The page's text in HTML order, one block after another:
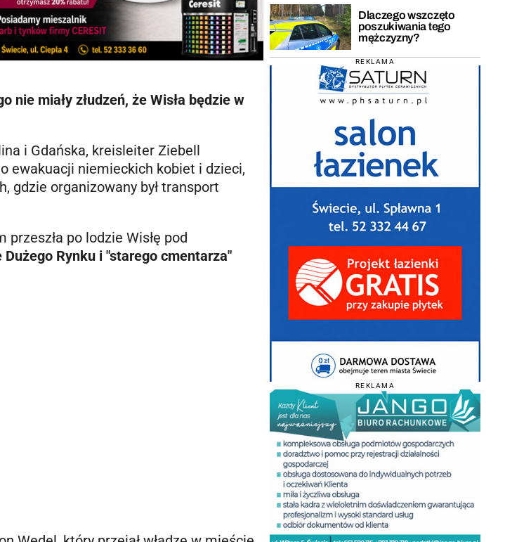
miały złudzeń, że Wisła będzie w
i Gdańska, kreisleiter Ziebell
ewakuacji niemieckich kobiet i dzieci,
gdzie organizowany był transport
po lodzie Wisłę pod
Rynku i "starego cmentarza"
Dlaczego wszczęto
poszukiwania tego
mężczyzny?
REKLAMA
REKLAMA